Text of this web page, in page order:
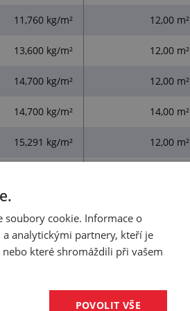
11,760 kg/m² 12,00 m²
13,600 kg/m² 12,00 m²
14,700 kg/m² 12,00 m²
14,700 kg/m² 14,00 m²
15,291 kg/m² 12,00 m²
soubory cookie. Informace o
analytickými partnery, kteří je
které shromáždili při vašem
POVOLIT VŠE